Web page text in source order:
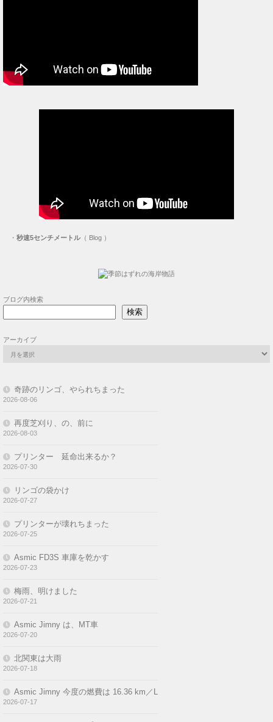
・ 秒速5センチメートル（ Blog ）
ブログ内検索
検索
アーカイブ
奇跡のリンゴ、やられちまった
2026-08-06
再度芝刈り、の、前に
2026-08-03
プリンター 延命出来るか？
2026-07-30
リンゴの袋かけ
2026-07-27
プリンターが壊れちまった
2026-07-25
Asmic FD3S 車庫を乾かす
2026-07-23
梅雨、明けました
2026-07-21
Asmic Jimny は、MT車
2026-07-20
北関東は大雨
2026-07-18
Asmic Jimny 今度の燃費は 16.36 km／L
2026-07-17